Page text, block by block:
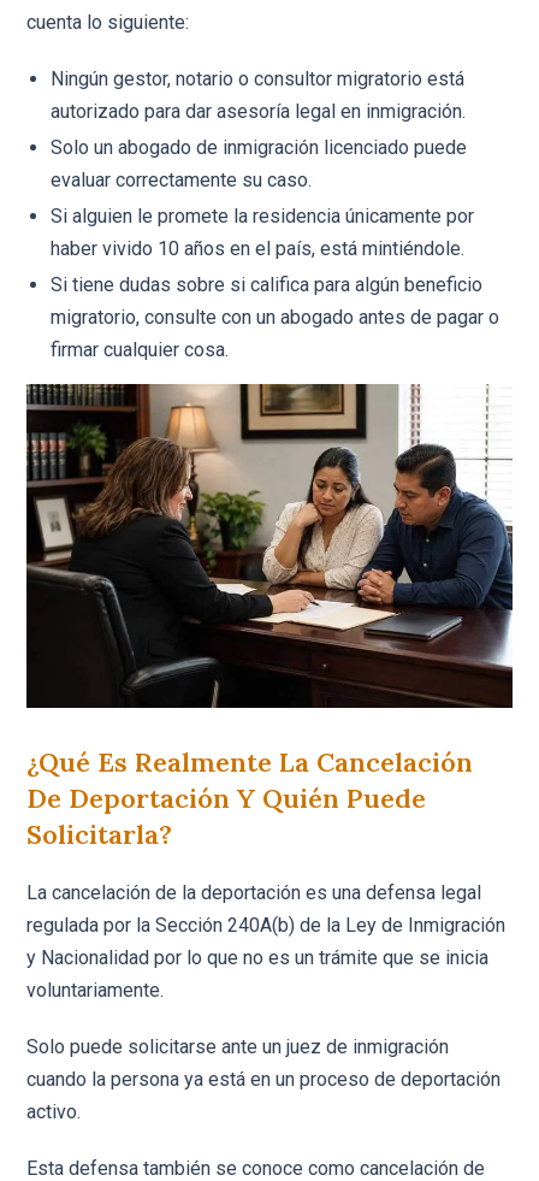
cuenta lo siguiente:
Ningún gestor, notario o consultor migratorio está
autorizado para dar asesoría legal en inmigración.
Solo un abogado de inmigración licenciado puede
evaluar correctamente su caso.
Si alguien le promete la residencia únicamente por
haber vivido 10 años en el país, está mintiéndole.
Si tiene dudas sobre si califica para algún beneficio
migratorio, consulte con un abogado antes de pagar o
firmar cualquier cosa.
¿Qué Es Realmente La Cancelación
De Deportación Y Quién Puede
Solicitarla?
La cancelación de la deportación es una defensa legal
regulada por la Sección 240A(b) de la Ley de Inmigración
y Nacionalidad por lo que no es un trámite que se inicia
voluntariamente.
Solo puede solicitarse ante un juez de inmigración
cuando la persona ya está en un proceso de deportación
activo.
Esta defensa también se conoce como cancelación de